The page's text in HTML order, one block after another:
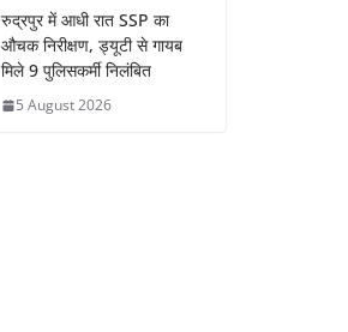
रुद्रपुर में आधी रात SSP का
औचक निरीक्षण, ड्यूटी से गायब
मिले 9 पुलिसकर्मी निलंबित
5 August 2026